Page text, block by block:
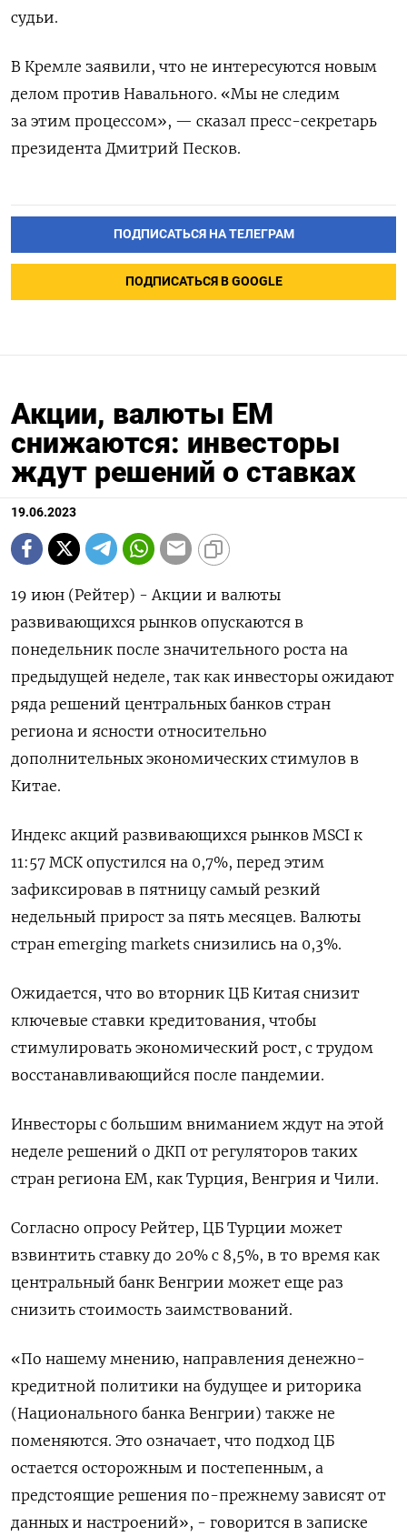
судьи.
В Кремле заявили, что не интересуются новым
делом против Навального. «Мы не следим
за этим процессом», — сказал пресс-секретарь
президента Дмитрий Песков.
ПОДПИСАТЬСЯ НА ТЕЛЕГРАМ
ПОДПИСАТЬСЯ В GOOGLE
Акции, валюты ЕМ
снижаются: инвесторы
ждут решений о ставках
19.06.2023
19 июн (Рейтер) - Акции и валюты
развивающихся рынков опускаются в
понедельник после значительного роста на
предыдущей неделе, так как инвесторы ожидают
ряда решений центральных банков стран
региона и ясности относительно
дополнительных экономических стимулов в
Китае.
Индекс акций развивающихся рынков MSCI к
11:57 МСК опустился на 0,7%, перед этим
зафиксировав в пятницу самый резкий
недельный прирост за пять месяцев. Валюты
стран emerging markets снизились на 0,3%.
Ожидается, что во вторник ЦБ Китая снизит
ключевые ставки кредитования, чтобы
стимулировать экономический рост, с трудом
восстанавливающийся после пандемии.
Инвесторы с большим вниманием ждут на этой
неделе решений о ДКП от регуляторов таких
стран региона ЕМ, как Турция, Венгрия и Чили.
Согласно опросу Рейтер, ЦБ Турции может
взвинтить ставку до 20% с 8,5%, в то время как
центральный банк Венгрии может еще раз
снизить стоимость заимствований.
«По нашему мнению, направления денежно-
кредитной политики на будущее и риторика
(Национального банка Венгрии) также не
поменяются. Это означает, что подход ЦБ
остается осторожным и постепенным, а
предстоящие решения по-прежнему зависят от
данных и настроений», - говорится в записке